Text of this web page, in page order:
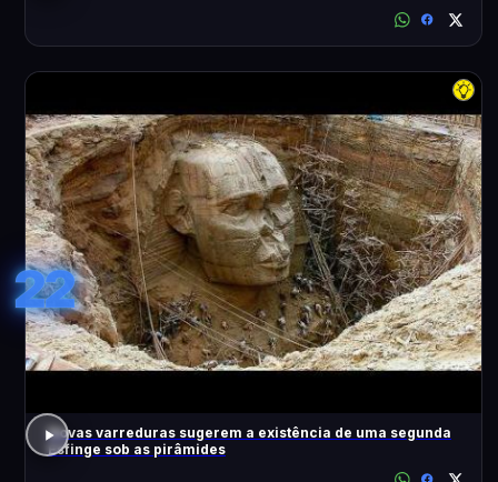
22
Novas varreduras sugerem a existência de uma segunda
Esfinge sob as pirâmides